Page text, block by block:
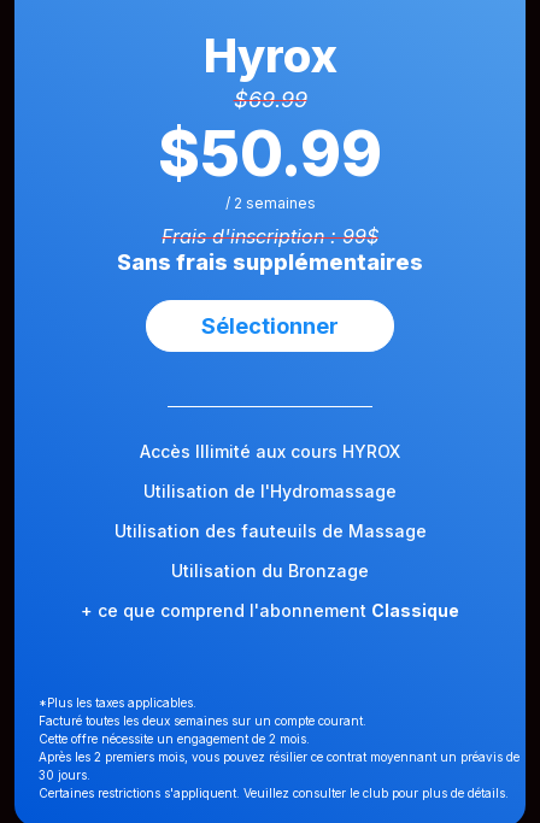
Hyrox
$69.99
$50.99
/ 2 semaines
Frais d'inscription : 99$
Sans frais supplémentaires
Sélectionner
Accès Illimité aux cours HYROX
Utilisation de l'Hydromassage
Utilisation des fauteuils de Massage
Utilisation du Bronzage
+ ce que comprend l'abonnement Classique
*Plus les taxes applicables.
Facturé toutes les deux semaines sur un compte courant.
Cette offre nécessite un engagement de 2 mois.
Après les 2 premiers mois, vous pouvez résilier ce contrat moyennant un préavis de
30 jours.
Certaines restrictions s'appliquent. Veuillez consulter le club pour plus de détails.